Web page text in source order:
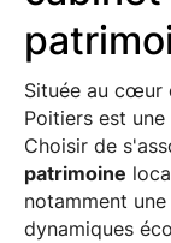
Située au cœur
Poitiers est
Choisir de
patrimoine
notamment
dynamiques